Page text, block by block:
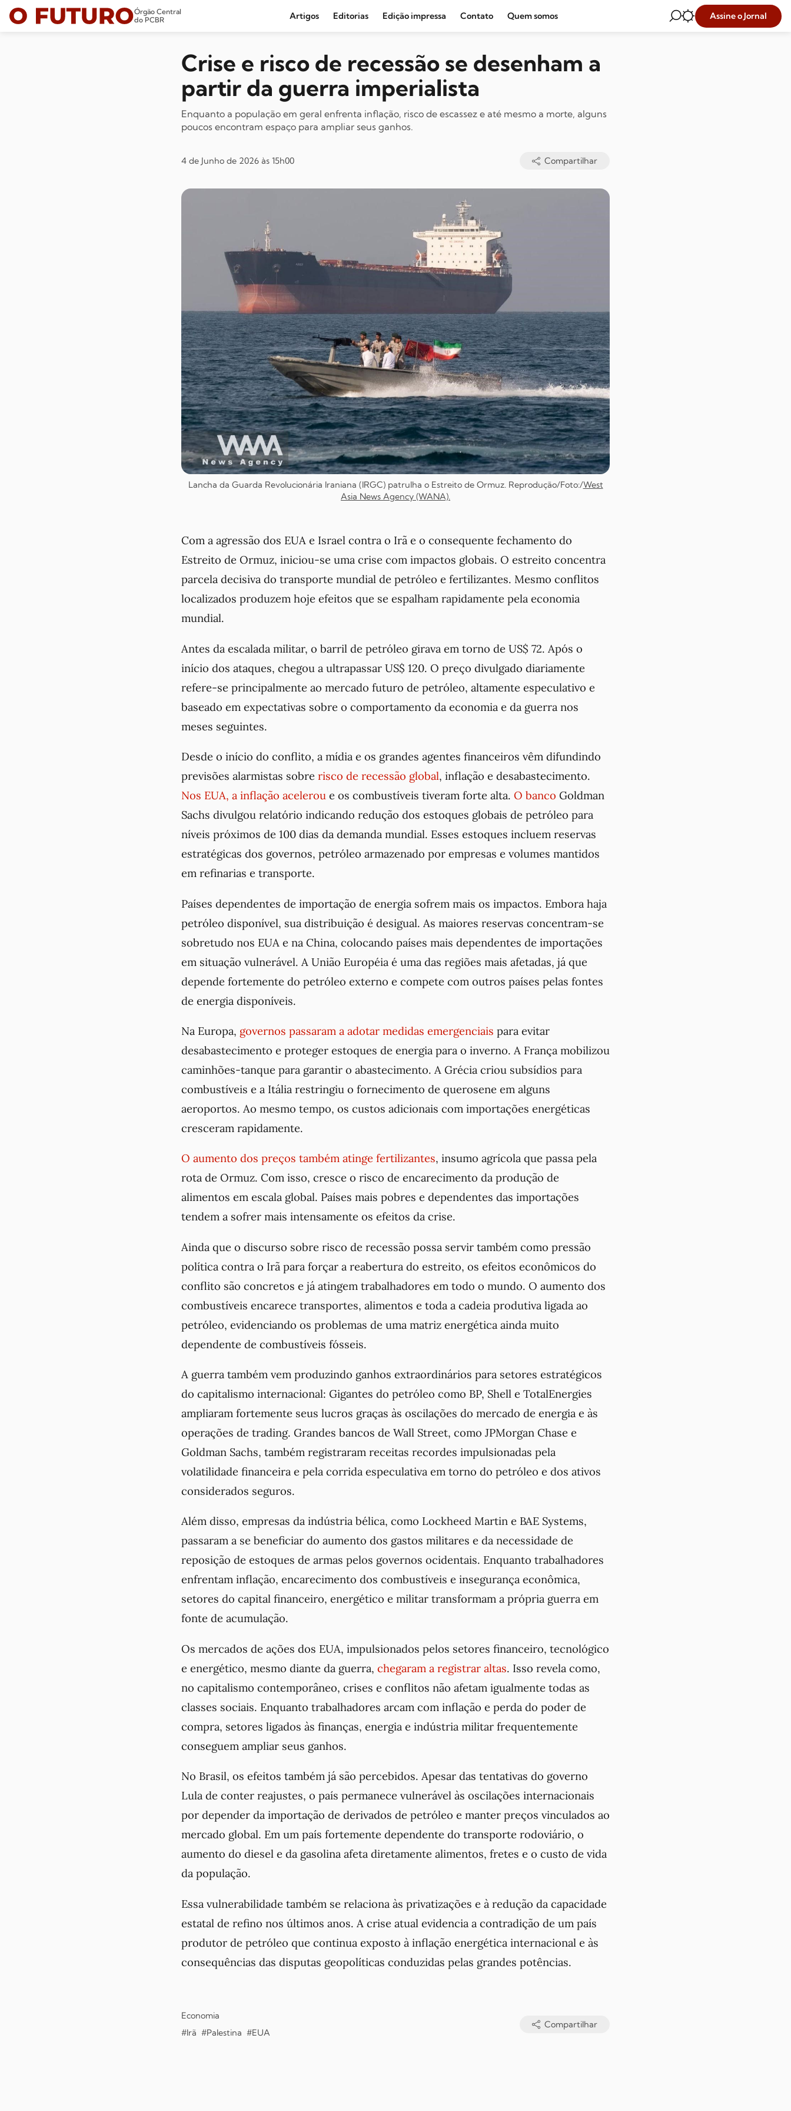
Órgão Central
do PCBR
Artigos Editorias
Amazônia
Cultura e Movimentos Sociais
Editoriais
Sindical
Edição impressa Contato Quem somos Assine o Jornal
Crise e risco de recessão se desenham a
partir da guerra imperialista
Enquanto a população em geral enfrenta inflação, risco de escassez e até mesmo a morte, alguns
poucos encontram espaço para ampliar seus ganhos.
4 de Junho de 2026 às 15h00 Compartilhar
Lancha da Guarda Revolucionária Iraniana (IRGC) patrulha o Estreito de Ormuz. Reprodução/Foto:/West
Asia News Agency (WANA).
Com a agressão dos EUA e Israel contra o Irã e o consequente fechamento do
Estreito de Ormuz, iniciou-se uma crise com impactos globais. O estreito concentra
parcela decisiva do transporte mundial de petróleo e fertilizantes. Mesmo conflitos
localizados produzem hoje efeitos que se espalham rapidamente pela economia
mundial.
Antes da escalada militar, o barril de petróleo girava em torno de US$ 72. Após o
início dos ataques, chegou a ultrapassar US$ 120. O preço divulgado diariamente
refere-se principalmente ao mercado futuro de petróleo, altamente especulativo e
baseado em expectativas sobre o comportamento da economia e da guerra nos
meses seguintes.
Desde o início do conflito, a mídia e os grandes agentes financeiros vêm difundindo
previsões alarmistas sobre risco de recessão global, inflação e desabastecimento.
Nos EUA, a inflação acelerou e os combustíveis tiveram forte alta. O banco Goldman
Sachs divulgou relatório indicando redução dos estoques globais de petróleo para
níveis próximos de 100 dias da demanda mundial. Esses estoques incluem reservas
estratégicas dos governos, petróleo armazenado por empresas e volumes mantidos
em refinarias e transporte.
Países dependentes de importação de energia sofrem mais os impactos. Embora haja
petróleo disponível, sua distribuição é desigual. As maiores reservas concentram-se
sobretudo nos EUA e na China, colocando países mais dependentes de importações
em situação vulnerável. A União Européia é uma das regiões mais afetadas, já que
depende fortemente do petróleo externo e compete com outros países pelas fontes
de energia disponíveis.
Na Europa, governos passaram a adotar medidas emergenciais para evitar
desabastecimento e proteger estoques de energia para o inverno. A França mobilizou
caminhões-tanque para garantir o abastecimento. A Grécia criou subsídios para
combustíveis e a Itália restringiu o fornecimento de querosene em alguns
aeroportos. Ao mesmo tempo, os custos adicionais com importações energéticas
cresceram rapidamente.
O aumento dos preços também atinge fertilizantes, insumo agrícola que passa pela
rota de Ormuz. Com isso, cresce o risco de encarecimento da produção de
alimentos em escala global. Países mais pobres e dependentes das importações
tendem a sofrer mais intensamente os efeitos da crise.
Ainda que o discurso sobre risco de recessão possa servir também como pressão
política contra o Irã para forçar a reabertura do estreito, os efeitos econômicos do
conflito são concretos e já atingem trabalhadores em todo o mundo. O aumento dos
combustíveis encarece transportes, alimentos e toda a cadeia produtiva ligada ao
petróleo, evidenciando os problemas de uma matriz energética ainda muito
dependente de combustíveis fósseis.
A guerra também vem produzindo ganhos extraordinários para setores estratégicos
do capitalismo internacional: Gigantes do petróleo como BP, Shell e TotalEnergies
ampliaram fortemente seus lucros graças às oscilações do mercado de energia e às
operações de trading. Grandes bancos de Wall Street, como JPMorgan Chase e
Goldman Sachs, também registraram receitas recordes impulsionadas pela
volatilidade financeira e pela corrida especulativa em torno do petróleo e dos ativos
considerados seguros.
Além disso, empresas da indústria bélica, como Lockheed Martin e BAE Systems,
passaram a se beneficiar do aumento dos gastos militares e da necessidade de
reposição de estoques de armas pelos governos ocidentais. Enquanto trabalhadores
enfrentam inflação, encarecimento dos combustíveis e insegurança econômica,
setores do capital financeiro, energético e militar transformam a própria guerra em
fonte de acumulação.
Os mercados de ações dos EUA, impulsionados pelos setores financeiro, tecnológico
e energético, mesmo diante da guerra, chegaram a registrar altas. Isso revela como,
no capitalismo contemporâneo, crises e conflitos não afetam igualmente todas as
classes sociais. Enquanto trabalhadores arcam com inflação e perda do poder de
compra, setores ligados às finanças, energia e indústria militar frequentemente
conseguem ampliar seus ganhos.
No Brasil, os efeitos também já são percebidos. Apesar das tentativas do governo
Lula de conter reajustes, o país permanece vulnerável às oscilações internacionais
por depender da importação de derivados de petróleo e manter preços vinculados ao
mercado global. Em um país fortemente dependente do transporte rodoviário, o
aumento do diesel e da gasolina afeta diretamente alimentos, fretes e o custo de vida
da população.
Essa vulnerabilidade também se relaciona às privatizações e à redução da capacidade
estatal de refino nos últimos anos. A crise atual evidencia a contradição de um país
produtor de petróleo que continua exposto à inflação energética internacional e às
consequências das disputas geopolíticas conduzidas pelas grandes potências.
Economia
#Irã #Palestina #EUA
Compartilhar